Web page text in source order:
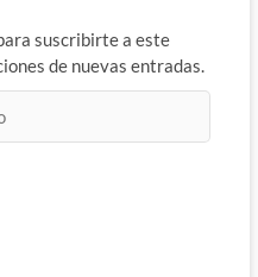
suscribirte a este
de nuevas entradas.